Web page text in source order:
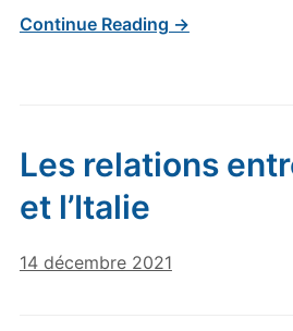
Continue Reading →
Les relations
et l’Italie
14 décembre 2021